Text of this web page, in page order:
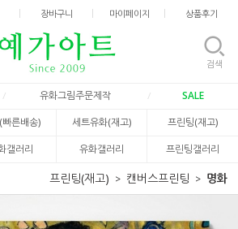
장바구니 마이페이지 상품후기
검색
유화그림주문제작
SALE
른배송) 세트유화(재고)
프린팅(재고)
갤러리 유화갤러리 프린팅갤러리
프린팅(재고) 캔버스프린팅 명화